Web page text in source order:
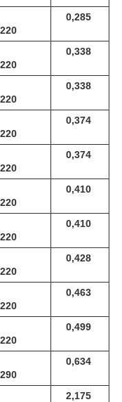
220
0,285
220
0,338
220
0,338
220
0,374
220
0,374
220
0,410
220
0,410
220
0,428
220
0,463
220
0,499
290
0,634
2,175